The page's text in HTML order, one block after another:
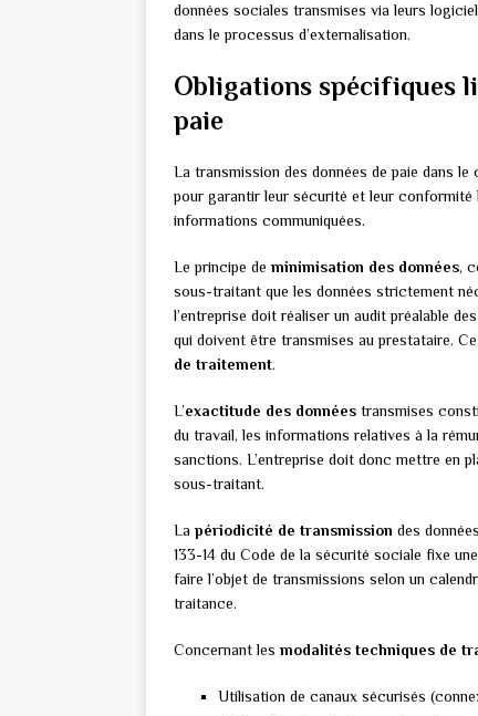
données sociales transmises via leurs
dans le processus d’externalisation.
Obligations spécifiques
paie
La transmission des données de paie dans
pour garantir leur sécurité et leur
informations communiquées.
Le principe de minimisation des données,
sous-traitant que les données strictement
l’entreprise doit réaliser un audit préalable
qui doivent être transmises au prestataire.
de traitement.
L’exactitude des données transmises
du travail, les informations relatives à la
sanctions. L’entreprise doit donc mettre en
sous-traitant.
La périodicité de transmission des
133-14 du Code de la sécurité sociale fixe
faire l’objet de transmissions selon un
traitance.
Concernant les modalités techniques de
Utilisation de canaux sécurisés